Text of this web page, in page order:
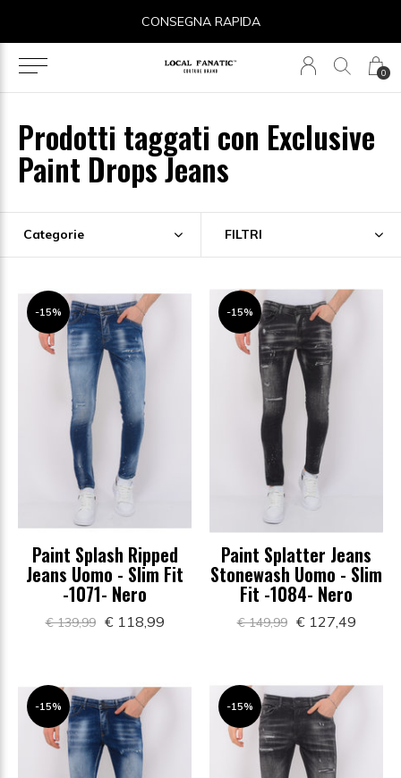
0
CONSEGNA RAPIDA
Prodotti taggati con Exclusive
Paint Drops Jeans
Categorie FILTRI
-15%
Paint Splash Ripped
Jeans Uomo - Slim Fit
-1071- Nero
€ 139,99 € 118,99
-15%
Paint Splatter Jeans
Stonewash Uomo - Slim
Fit -1084- Nero
€ 149,99 € 127,49
-15% -15%